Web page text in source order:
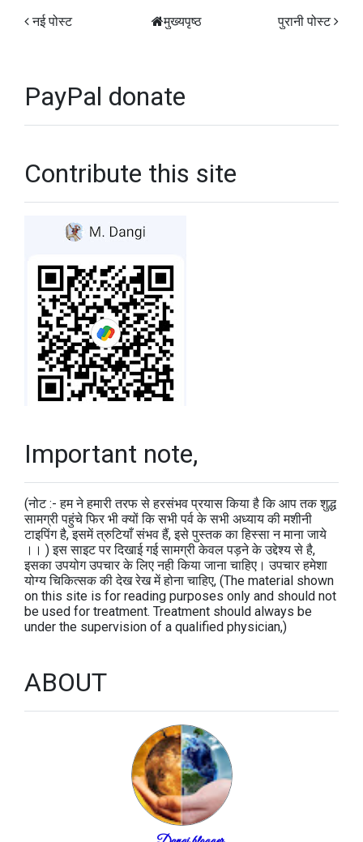
नई पोस्ट पुरानी पोस्ट
मुख्यपृष्ठ
PayPal donate
Contribute this site
Important note,
(नोट :- हम ने हमारी तरफ से हरसंभव प्रयास किया है कि आप तक शुद्ध
सामग्री पहुंचे फिर भी क्यों कि सभी पर्व के सभी अध्याय की मशीनी
टाइपिंग है, इसमें त्रुटियाँ संभव हैं, इसे पुस्तक का हिस्सा न माना जाये
।। ) इस साइट पर दिखाई गई सामग्री केवल पड़ने के उद्देश्य से है,
इसका उपयोग उपचार के लिए नही किया जाना चाहिए। उपचार हमेशा
योग्य चिकित्सक की देख रेख में होना चाहिए, (The material shown
on this site is for reading purposes only and should not
be used for treatment. Treatment should always be
under the supervision of a qualified physician,)
ABOUT